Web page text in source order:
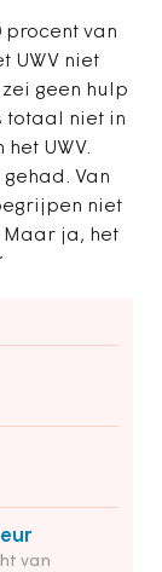
procent van
UWV niet
geen hulp
totaal niet in
UWV.
Van
niet
Maar ja, het
van